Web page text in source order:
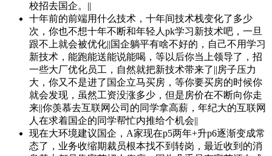
校招去国企。||
十年前的前端用什么技术，十年间技术栈变化了多少
次，你也不想十年不断和年轻人pk学习新技术吧，一旦
跟不上就会被优化||国企躺平有啥不好的，自己不用学习
新技术，能跑能送能说能喝，等以后你当上领导了，招
一些大厂优化员工，自然就把新技术带来了||房子压力
大，你又不是进了国企立马买房，等你要买房的时候你
就会发现，虽然工资没涨多少，但是房价在不断向你走
来||你羡慕去互联网公司的同学拿高薪，年纪大的互联网
人在求着国企的同学帮忙内推给个机会||
现在大环境建议国企，A家现在p5两年+升p6逐渐变成常
态了，业务收缩期裁员根本找不到转岗，最近收到的消